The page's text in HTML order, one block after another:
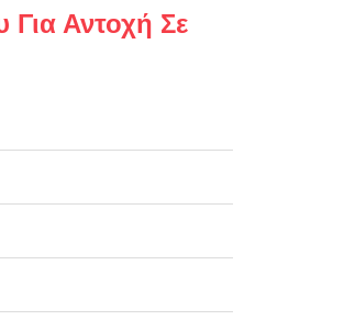
Για Αντοχή Σε